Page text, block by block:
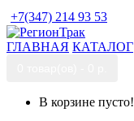
+7(347) 214 93 53
ГЛАВНАЯ КАТАЛОГ
В корзине пусто!